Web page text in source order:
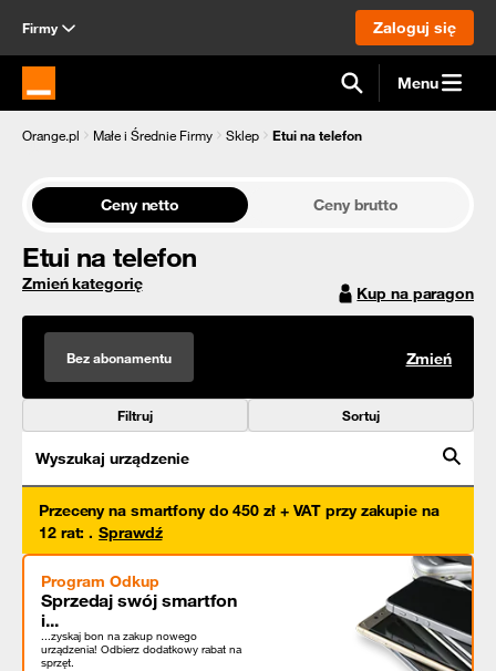
Firmy Zaloguj się
Strona główna Orange.pl Menu
Orange.pl Małe i Średnie Firmy Sklep Etui na telefon
Ceny netto Ceny brutto
Etui na telefon
Zmień kategorię Kup na paragon
Bez abonamentu Zmień
Filtruj Sortuj
Wyszukaj urządzenie
Przeceny na smartfony do 450 zł + VAT przy zakupie na
12 rat: . Sprawdź
Program Odkup
Sprzedaj swój smartfon
i...
...zyskaj bon na zakup nowego
urządzenia! Odbierz dodatkowy rabat na
sprzęt.